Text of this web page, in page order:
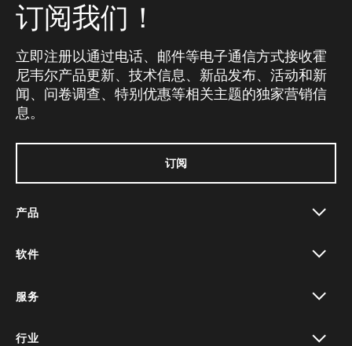
订阅我们！
立即注册以通过电话、邮件等电子通信方式接收霍
尼韦尔产品更新、技术信息、新品发布、活动和新
闻、问卷调查、特别优惠等相关主题的独家营销信
息。
订阅
产品
软件
服务
行业